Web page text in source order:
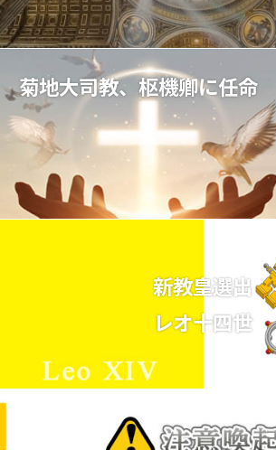
菊地大司教、枢機卿に任命
新教皇選出
レオ十四世